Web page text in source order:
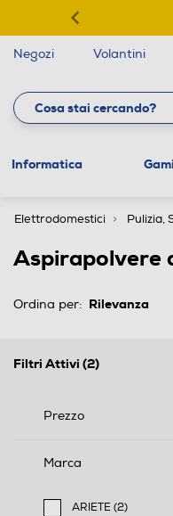
Negozi Volantini
Informatica
Elettrodomestici Pulizia,
Aspirapolvere
Ordina per:
Filtri Attivi (2)
Prezzo
Marca
ARIETE (2)